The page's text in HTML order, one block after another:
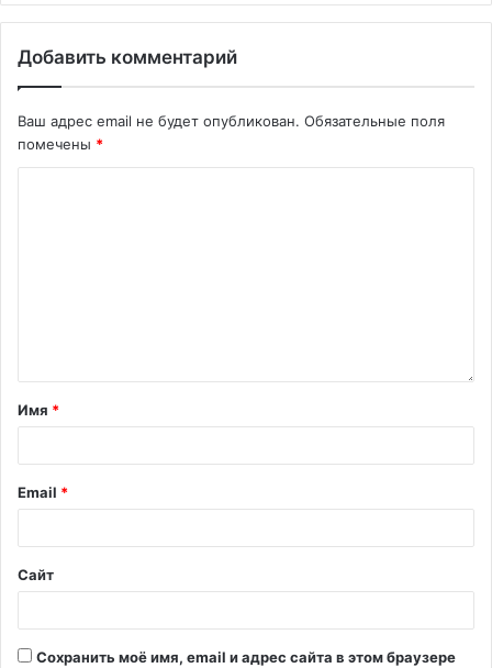
Добавить комментарий
Ваш адрес email не будет опубликован. Обязательные поля
помечены *
Имя *
Email *
Сайт
Сохранить моё имя, email и адрес сайта в этом браузере